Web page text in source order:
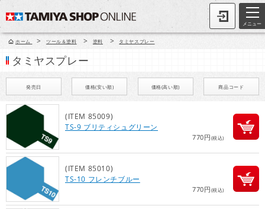
メニュー
ホーム > ツール＆塗料 > 塗料 > タミヤスプレー
タミヤスプレー
発売日 価格(安い順) 価格(高い順) 商品コード
(ITEM 85009)
TS-9 ブリティシュグリーン
770円(税込)
(ITEM 85010)
TS-10 フレンチブルー
770円(税込)